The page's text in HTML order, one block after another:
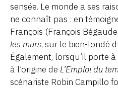
sensée. Le monde a ses
ne connaît pas : en
François (François
les murs, sur le bien-fondé
Également, lorsqu’il porte à
à l’origine de L’Emploi du
scénariste Robin Campillo